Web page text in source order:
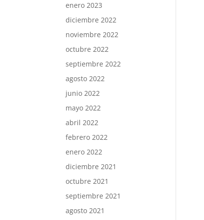
enero 2023
diciembre 2022
noviembre 2022
octubre 2022
septiembre 2022
agosto 2022
junio 2022
mayo 2022
abril 2022
febrero 2022
enero 2022
diciembre 2021
octubre 2021
septiembre 2021
agosto 2021